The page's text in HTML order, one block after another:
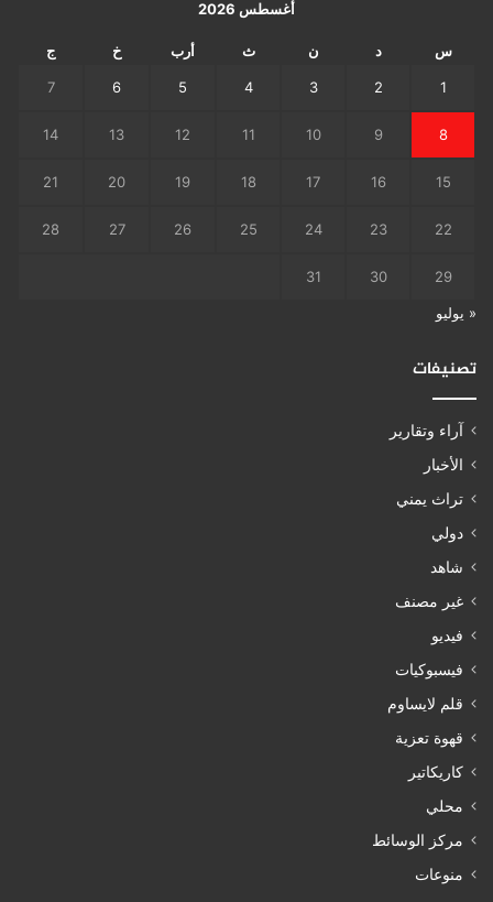
أغسطس 2026
س د ن ث أرب خ ج
1
2
3
4
5
6
7
8
9
10
11
12
13
14
15
16
17
18
19
20
21
22
23
24
25
26
27
28
29
30
31
« يوليو
تصنيفات
آراء وتقارير
الأخبار
تراث يمني
دولي
شاهد
غير مصنف
فيديو
فيسبوكيات
قلم لايساوم
قهوة تعزية
كاريكاتير
محلي
مركز الوسائط
منوعات